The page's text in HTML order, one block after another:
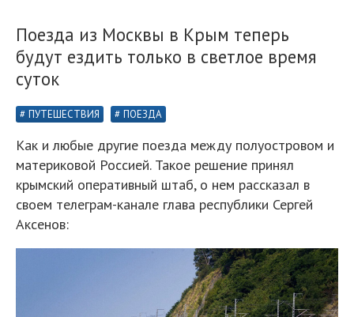
Поезда из Москвы в Крым теперь
будут ездить только в светлое время
суток
ПУТЕШЕСТВИЯ ПОЕЗДА
Как и любые другие поезда между полуостровом и
материковой Россией. Такое решение принял
крымский оперативный штаб, о нем рассказал в
своем телеграм-канале глава республики Сергей
Аксенов: